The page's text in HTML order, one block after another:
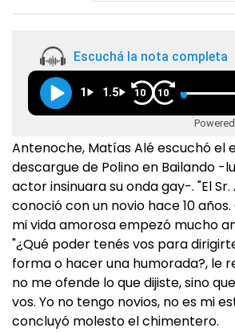
Escuchá la nota completa
1 1.5 10 10
Antenoche, Matías Alé escuchó el
descargue de Polino en Bailando -
actor insinuara su onda gay-. "El
conoció con un novio hace 10
mi vida amorosa empezó mucho
"¿Qué poder tenés vos para
forma o hacer una humorada?, le
no me ofende lo que dijiste, sino
vos. Yo no tengo novios, no es mi
concluyó molesto el chimentero.